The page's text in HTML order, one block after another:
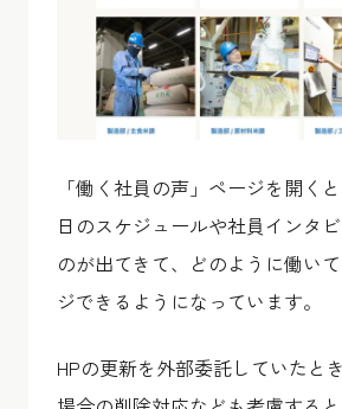
「働く社員の声」ページを開く
日のスケジュールや社員インタ
のが出てきて、どのように働い
ジできるようになっています。
HPの更新を外部委託していたと